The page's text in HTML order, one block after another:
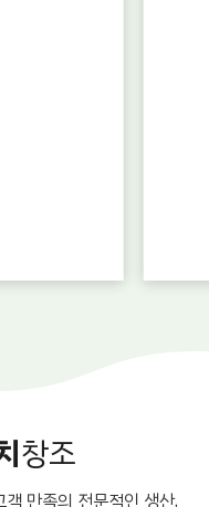
창조
만족의 전문적인 생산,